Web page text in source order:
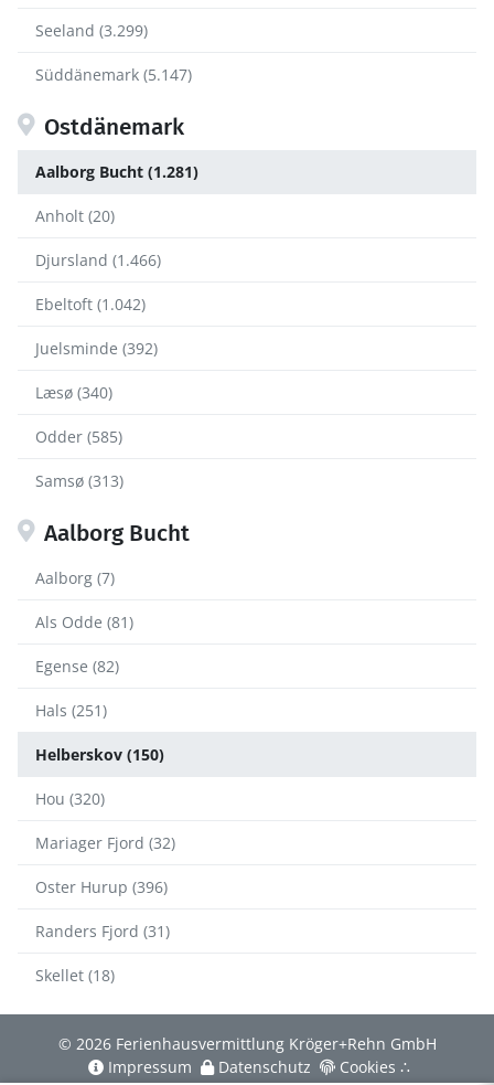
Seeland (3.299)
Süddänemark (5.147)
Ostdänemark
Aalborg Bucht (1.281)
Anholt (20)
Djursland (1.466)
Ebeltoft (1.042)
Juelsminde (392)
Læsø (340)
Odder (585)
Samsø (313)
Aalborg Bucht
Aalborg (7)
Als Odde (81)
Egense (82)
Hals (251)
Helberskov (150)
Hou (320)
Mariager Fjord (32)
Oster Hurup (396)
Randers Fjord (31)
Skellet (18)
© 2026 Ferienhausvermittlung Kröger+Rehn GmbH
Impressum
Datenschutz Cookies ∴